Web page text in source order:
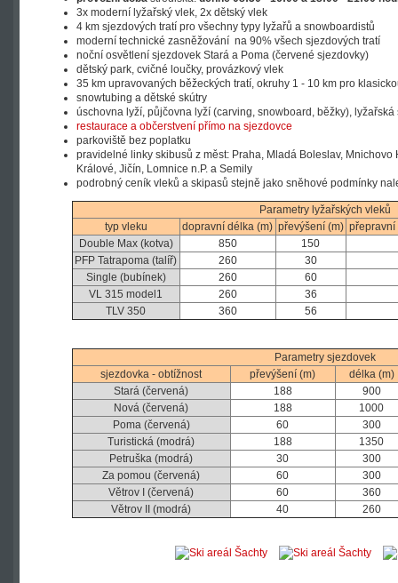
3x moderní lyžařský vlek, 2x dětský vlek
4 km sjezdových tratí pro všechny typy lyžařů a snowboardistů
moderní technické zasněžování na 90% všech sjezdových tratí
noční osvětlení sjezdovek Stará a Poma (červené sjezdovky)
dětský park, cvičné loučky, provázkový vlek
35 km upravovaných běžeckých tratí, okruhy 1 - 10 km pro
snowtubing a dětské skútry
úschovna lyží, půjčovna lyží (carving, snowboard, běžky), lyžařská
restaurace a občerstvení přímo na sjezdovce
parkoviště bez poplatku
pravidelné linky skibusů z měst: Praha, Mladá Boleslav, Mnichovo
Králové, Jičín, Lomnice n.P. a Semily
podrobný ceník vleků a skipasů stejně jako sněhové podmínky
Parametry lyžařských vleků
typ vleku
dopravní délka (m) převýšení (m) přepravní
Double Max (kotva)
850
150
PFP Tatrapoma (talíř)
260
30
Single (bubínek)
260
60
VL 315 model1
260
36
TLV 350
360 56
Parametry sjezdovek
sjezdovka - obtížnost
převýšení (m)
délka (m)
Stará (červená)
188
900
Nová (červená)
188
1000
Poma (červená)
60
300
Turistická (modrá)
188
1350
Petruška (modrá)
30
300
Za pomou (červená)
60
300
Větrov I (červená)
60
360
Větrov II (modrá)
40 260